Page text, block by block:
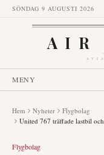
SÖNDAG 9 AUGUSTI 2026
AIR
MENY
Hem Nyheter
Flygbolag
United 767 träffade lastbil
Flygbolag